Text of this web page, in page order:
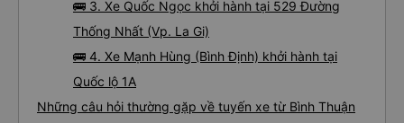
🚌 3. Xe Quốc Ngọc khởi hành tại 529 Đường
Thống Nhất (Vp. La Gi)
🚌 4. Xe Mạnh Hùng (Bình Định) khởi hành tại
Quốc lộ 1A
Những câu hỏi thường gặp về tuyến xe từ Bình Thuận